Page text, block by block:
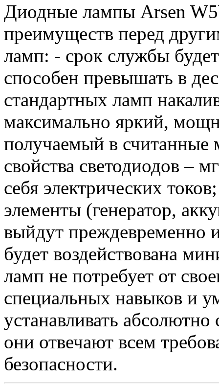
Диодные лампы Arsen
преимуществ перед
ламп: - срок службы
способен превышать в
стандартных ламп
максимально яркий,
получаемый в считанные
свойства светодиодов –
себя электрических
элементы (генератор,
выйдут преждевременно
будет воздействована
ламп не потребует от
специальных навыков и
устанавливать
они отвечают всем
безопасности.